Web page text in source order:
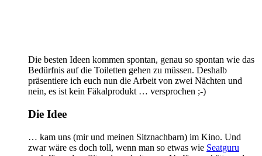
Die besten Ideen kommen spontan, genau so spontan wie das
Bedürfnis auf die Toiletten gehen zu müssen. Deshalb
präsentiere ich euch nun die Arbeit von zwei Nächten und
nein, es ist kein Fäkalprodukt … versprochen ;-)
Die Idee
… kam uns (mir und meinen Sitznachbarn) im Kino. Und
zwar wäre es doch toll, wenn man so etwas wie Seatguru